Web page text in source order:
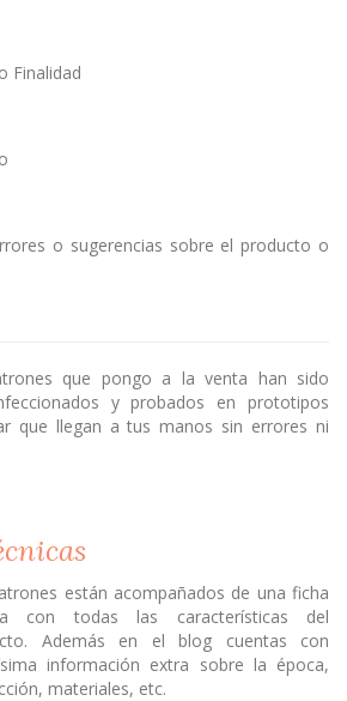
Finalidad
o sugerencias sobre el producto o
que pongo a la venta han sido
y probados en prototipos
que llegan a tus manos sin errores ni
están acompañados de una ficha
con todas las características del
Además en el blog cuentas con
información extra sobre la época,
materiales, etc.